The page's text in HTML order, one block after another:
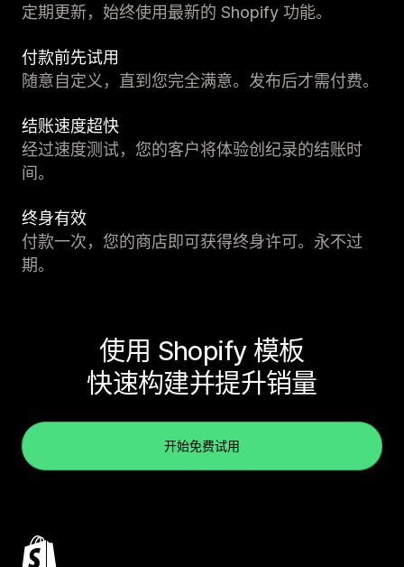
定期更新，始终使用最新的 Shopify 功能。
付款前先试用
随意自定义，直到您完全满意。发布后才需付费。
结账速度超快
经过速度测试，您的客户将体验创纪录的结账时
间。
终身有效
付款一次，您的商店即可获得终身许可。永不过
期。
使用 Shopify 模板
快速构建并提升销量
开始免费试用